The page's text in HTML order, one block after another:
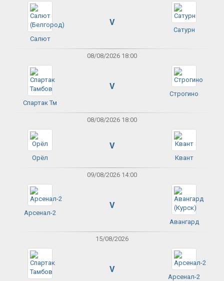
Салют
V
Сатурн
08/08/2026 18:00
Спартак Тм
V
Строгино
08/08/2026 18:00
Орёл
V
Квант
09/08/2026 14:00
Арсенал-2
V
Авангард
15/08/2026
V
Арсенал-2